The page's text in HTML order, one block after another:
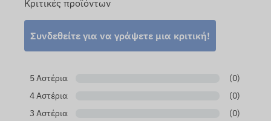
Κριτικές προϊόντων
Συνδεθείτε για να γράψετε μια κριτική!
5 Αστέρια
(0)
4 Αστέρια
(0)
3 Αστέρια
(0)